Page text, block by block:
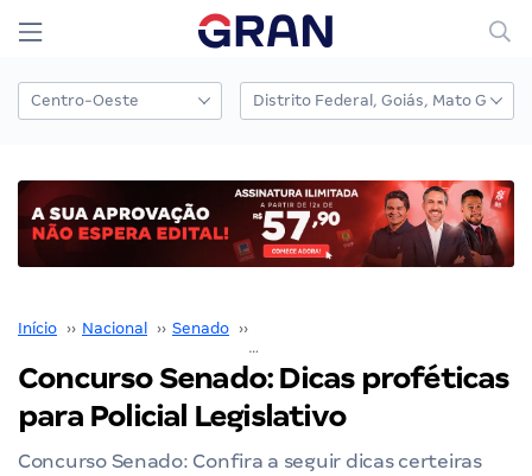
Início ›› Nacional ›› Senado ››
Concurso Senado: Dicas proféticas
para Policial Legislativo
Concurso Senado: Confira a seguir dicas certeiras